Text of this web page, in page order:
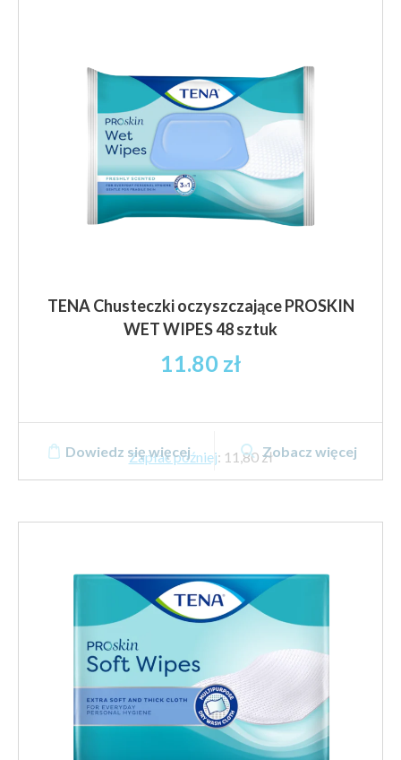
TENA Chusteczki oczyszczające PROSKIN
WET WIPES 48 sztuk
11.80 zł
Zapłać później: 11,80 zł
Dowiedz się więcej Zobacz więcej